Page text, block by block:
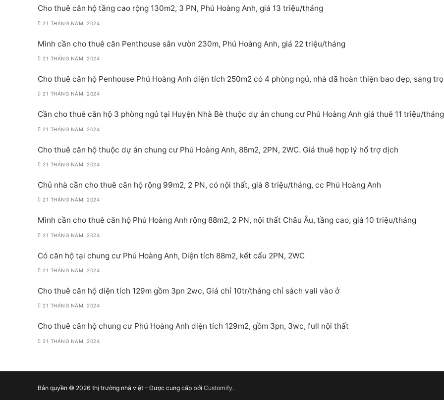
Cho thuê căn hộ tầng cao rộng 130m2, 3 PN, Phú Hoàng Anh, giá 13 triệu/tháng
21 THÁNG NĂM, 2024
Mình cần cho thuê căn Penthouse sân vườn 230m, Phú Hoàng Anh, giá 22 triệu/tháng
21 THÁNG NĂM, 2024
Cho thuê căn hộ Penhouse Phú Hoàng Anh diện tích 250m2 có 4 phòng ngủ, nhà đã hoàn thiện bao đẹp, sang
21 THÁNG NĂM, 2024
Cần cho thuê căn hộ 3 phòng ngủ tại Huyện Nhà Bè thuộc dự án chung cư Phú Hoàng Anh giá thuê 11 triệu/tháng
21 THÁNG NĂM, 2024
Cho thuê căn hộ thuộc dự án chung cư Phú Hoàng Anh, 88m2, 2PN, 2WC. Giá thuê hợp lý hổ trợ dịch
21 THÁNG NĂM, 2024
Chủ nhà cần cho thuê căn hộ rộng 99m2, 2 PN, có nội thất, giá 8 triệu/tháng, cc Phú Hoàng Anh
21 THÁNG NĂM, 2024
Mình cần cho thuê căn hộ Phú Hoàng Anh rộng 88m2, 2 PN, nội thất Châu Âu, tầng cao, giá 10 triệu/tháng
21 THÁNG NĂM, 2024
Có căn hộ tại chung cư Phú Hoàng Anh, Diện tích 88m2, kết cấu 2PN, 2WC
21 THÁNG NĂM, 2024
Cho thuê căn hộ diện tích 129m gồm 3pn 2wc, Giá chỉ 10tr/tháng chỉ sách vali vào ở
21 THÁNG NĂM, 2024
Cho thuê căn hộ chung cư Phú Hoàng Anh diện tích 129m2, gồm 3pn, 3wc, full nội thất
21 THÁNG NĂM, 2024
Bản quyền © 2026 thị trường nhà việt – Được cung cấp bởi Customify.